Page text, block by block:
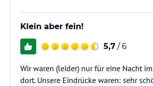
Klein aber fein!
5,7 / 6
Wir waren (leider) nur für eine Nacht
dort. Unsere Eindrücke waren: sehr